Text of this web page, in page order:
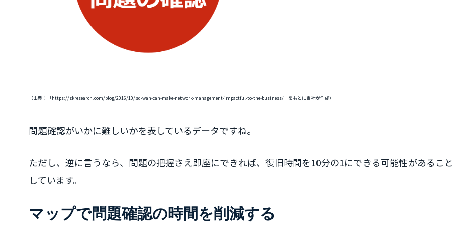
（出典：「https://zkresearch.com/blog/2016/10/sd-wan-can-make-network-management-impactful-to-the-business/」をもとに当社が作成）
問題確認がいかに難しいかを表しているデータですね。
ただし、逆に言うなら、問題の把握さえ即座にできれば、復旧時間を10分の1にできる可能性があるこ
しています。
マップで問題確認の時間を削減する